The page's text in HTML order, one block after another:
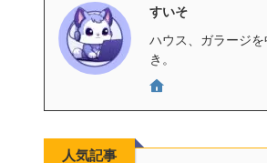
すいそ
ハウス、ガラージ
き。
人気記事